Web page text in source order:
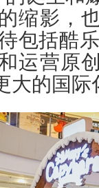
缩影，
包括酷
运营原
大的国际